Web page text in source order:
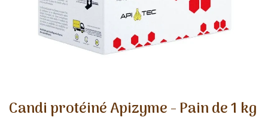
Candi protéiné Apizyme - Pain de 1 kg